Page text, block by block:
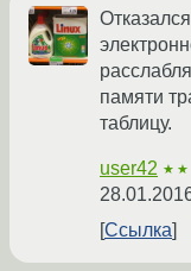
памяти
таблицу.
user42 ★★
Ссылка